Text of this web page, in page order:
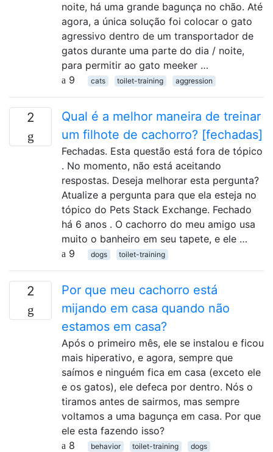
noite, há uma grande bagunça no chão. Até
agora, a única solução foi colocar o gato
agressivo dentro de um transportador de
gatos durante uma parte do dia / noite,
para permitir ao gato meeker …
9
cats toilet-training aggression
2
Qual é a melhor maneira de treinar
um filhote de cachorro? [fechadas]
Fechadas. Esta questão está fora de tópico
. No momento, não está aceitando
respostas. Deseja melhorar esta pergunta?
Atualize a pergunta para que ela esteja no
tópico do Pets Stack Exchange. Fechado
há 6 anos . O cachorro do meu amigo usa
muito o banheiro em seu tapete, e ele …
9
dogs toilet-training
2
Por que meu cachorro está
mijando em casa quando não
estamos em casa?
Após o primeiro mês, ele se instalou e ficou
mais hiperativo, e agora, sempre que
saímos e ninguém fica em casa (exceto ele
e os gatos), ele defeca por dentro. Nós o
tiramos antes de sairmos, mas sempre
voltamos a uma bagunça em casa. Por que
ele esta fazendo isso?
8
behavior toilet-training dogs